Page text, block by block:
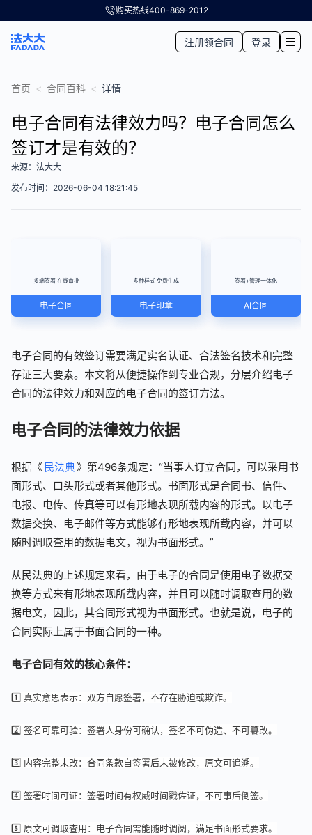
购买热线400-869-2012
注册领合同 登录
首页 < 合同百科 < 详情
电子合同有法律效力吗？电子合同怎么
签订才是有效的？
来源：法大大
发布时间：2026-06-04 18:21:45
多端签署 在线审批
电子合同
多种样式 免费生成
电子印章
签署+管理一体化
AI合同
电子合同的有效签订需要满足实名认证、合法签名技术和完整
存证三大要素。本文将从便捷操作到专业合规，分层介绍电子
合同的法律效力和对应的电子合同的签订方法。
电子合同的法律效力依据
根据《民法典》第496条规定：“当事人订立合同，可以采用书
面形式、口头形式或者其他形式。书面形式是合同书、信件、
电报、电传、传真等可以有形地表现所载内容的形式。以电子
数据交换、电子邮件等方式能够有形地表现所载内容，并可以
随时调取查用的数据电文，视为书面形式。”
从民法典的上述规定来看，由于电子的合同是使用电子数据交
换等方式来有形地表现所载内容，并且可以随时调取查用的数
据电文，因此，其合同形式视为书面形式。也就是说，电子的
合同实际上属于书面合同的一种。
电子合同有效的核心条件：
1️⃣ 真实意思表示：双方自愿签署，不存在胁迫或欺诈。
2️⃣ 签名可靠可验：签署人身份可确认，签名不可伪造、不可篡改。
3️⃣ 内容完整未改：合同条款自签署后未被修改，原文可追溯。
4️⃣ 签署时间可证：签署时间有权威时间戳佐证，不可事后倒签。
5️⃣ 原文可调取查用：电子合同需能随时调阅，满足书面形式要求。